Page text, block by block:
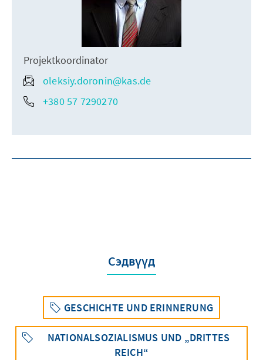
Projektkoordinator
oleksiy.doronin@kas.de
+380 57 7290270
Сэдвүүд
GESCHICHTE UND ERINNERUNG
NATIONALSOZIALISMUS UND „DRITTES
REICH“